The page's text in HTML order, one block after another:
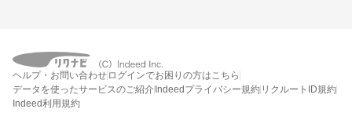
ヘルプ・お問い合わせ ログインでお困りの方はこちら
データを使ったサービスのご紹介Indeedプライバシー規約 リクルートID規約
Indeed利用規約